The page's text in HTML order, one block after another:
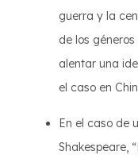
guerra y la
de los
alentar una
el caso en
En el caso de
Shakespeare,